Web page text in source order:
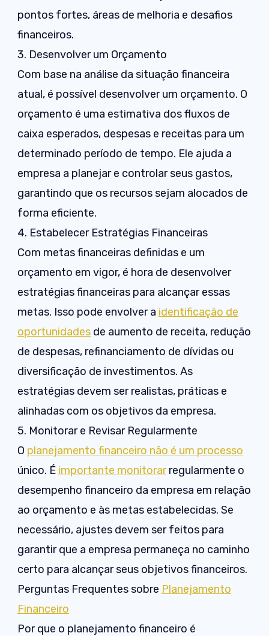
pontos fortes, áreas de melhoria e desafios
financeiros.
3. Desenvolver um Orçamento
Com base na análise da situação financeira
atual, é possível desenvolver um orçamento. O
orçamento é uma estimativa dos fluxos de
caixa esperados, despesas e receitas para um
determinado período de tempo. Ele ajuda a
empresa a planejar e controlar seus gastos,
garantindo que os recursos sejam alocados de
forma eficiente.
4. Estabelecer Estratégias Financeiras
Com metas financeiras definidas e um
orçamento em vigor, é hora de desenvolver
estratégias financeiras para alcançar essas
metas. Isso pode envolver a identificação de
oportunidades de aumento de receita, redução
de despesas, refinanciamento de dívidas ou
diversificação de investimentos. As
estratégias devem ser realistas, práticas e
alinhadas com os objetivos da empresa.
5. Monitorar e Revisar Regularmente
O planejamento financeiro não é um processo
único. É importante monitorarregularmente o
desempenho financeiro da empresa em relação
ao orçamento e às metas estabelecidas. Se
necessário, ajustes devem ser feitos para
garantir que a empresa permaneça no caminho
certo para alcançar seus objetivos financeiros.
Perguntas Frequentes sobre Planejamento
Financeiro
Por que o planejamento financeiro é